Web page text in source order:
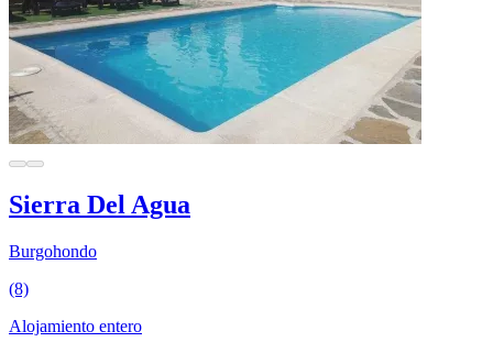
Sierra Del Agua
Burgohondo
(8)
Alojamiento entero